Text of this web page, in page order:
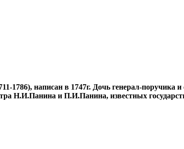
написан в 1747г. Дочь генерал-поручика
Н.И.Панина и П.И.Панина, известных